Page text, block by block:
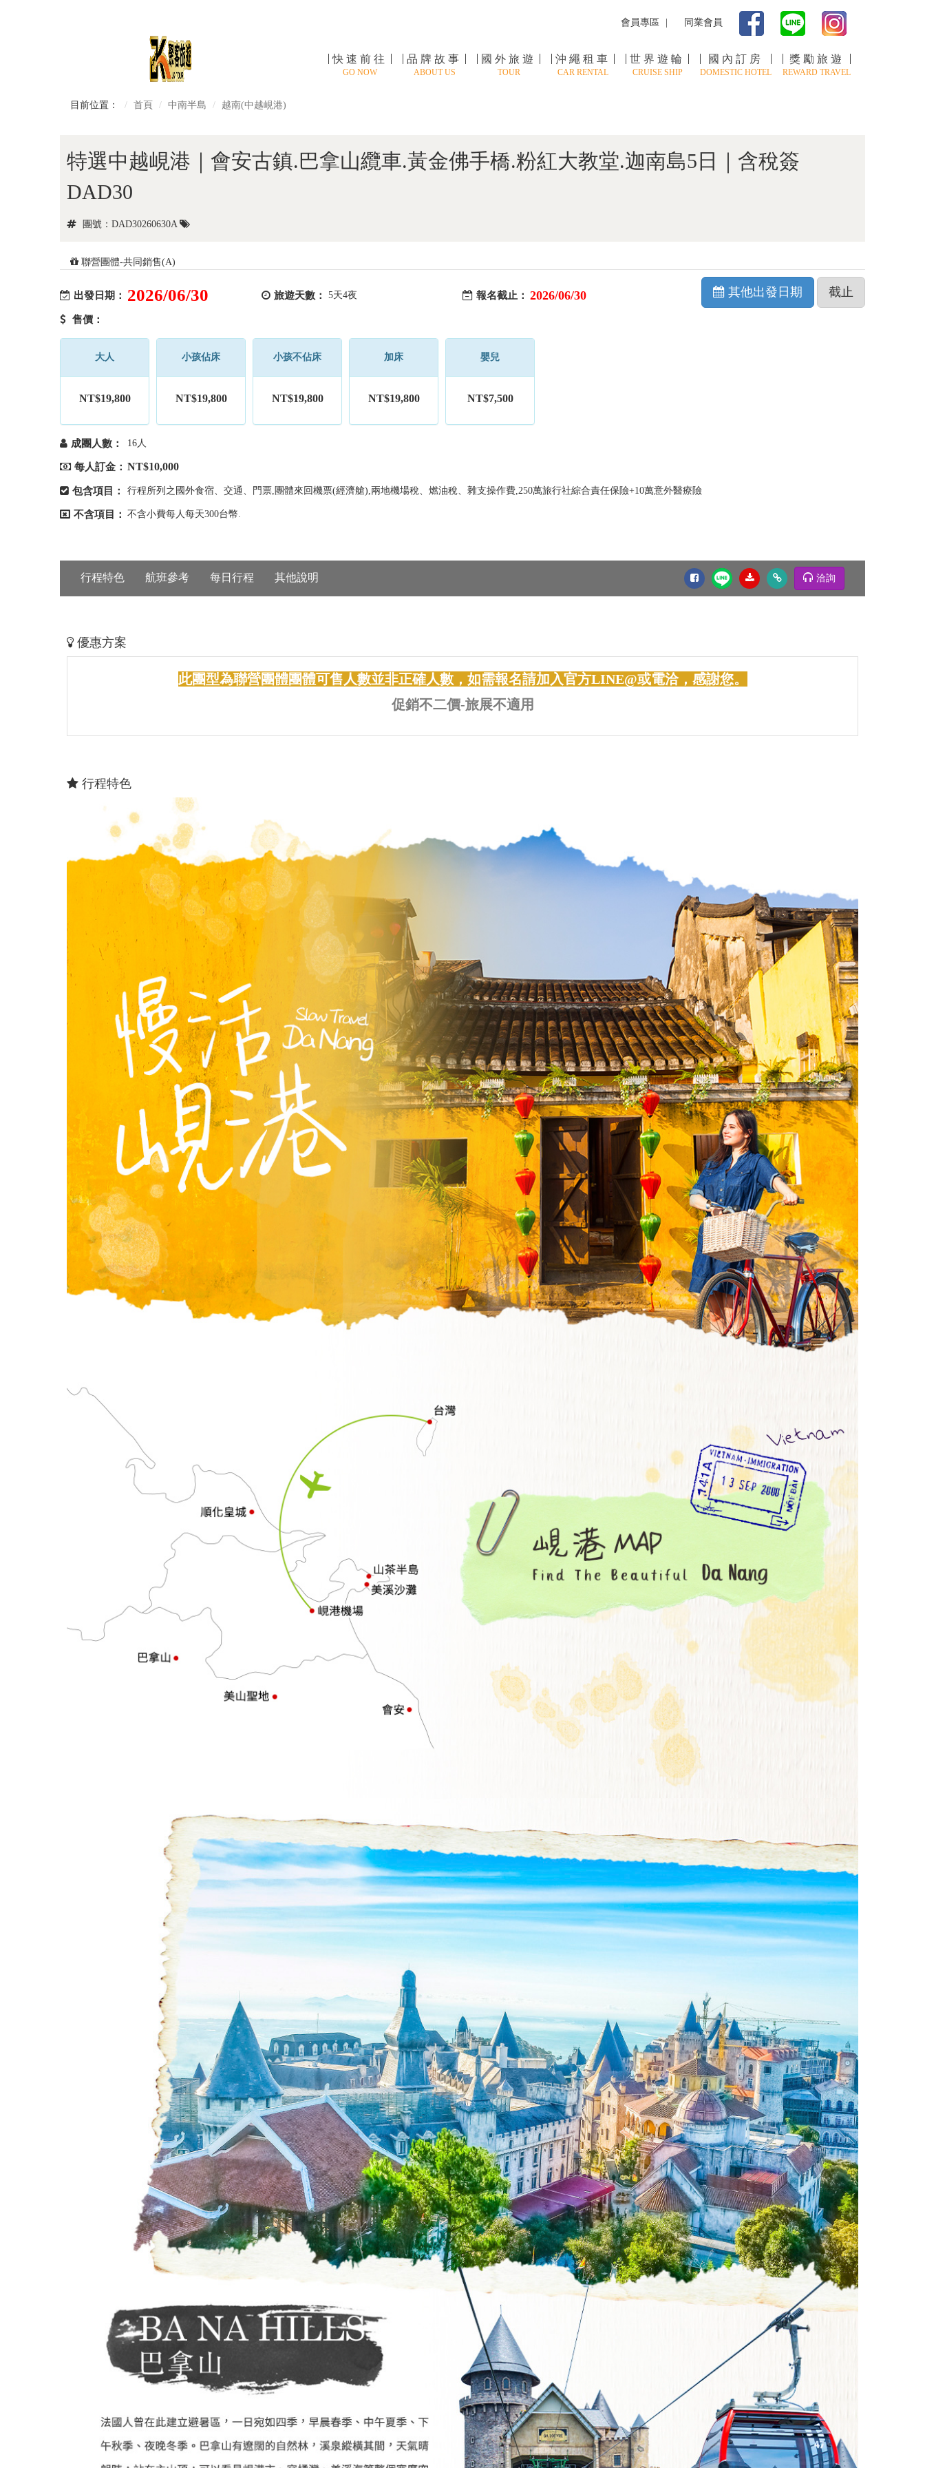
會員專區 同業會員
快速前往
GO NOW
品牌故事
ABOUT US
國外旅遊
TOUR
沖繩租車
CAR RENTAL
世界遊輪
CRUISE SHIP
國內訂房
DOMESTIC HOTEL
獎勵旅遊
REWARD TRAVEL
目前位置： 首頁 中南半島 越南(中越峴港)
特選中越峴港｜會安古鎮.巴拿山纜車.黃金佛手橋.粉紅大教堂.迦南島5日｜含稅簽
DAD30
團號：DAD30260630A
聯營團體-共同銷售(A)
出發日期： 2026/06/30 旅遊天數： 5天4夜 報名截止： 2026/06/30 其他出發日期 截止
售價：
大人
NT$19,800
小孩佔床
NT$19,800
小孩不佔床
NT$19,800
加床
NT$19,800
嬰兒
NT$7,500
成團人數： 16人
每人訂金： NT$10,000
包含項目： 行程所列之國外食宿、交通、門票,團體來回機票(經濟艙),兩地機場稅、燃油稅、雜支操作費,250萬旅行社綜合責任保險+10萬意外醫療險
不含項目： 不含小費每人每天300台幣.
行程特色 航班參考 每日行程 其他說明 洽詢
優惠方案
此團型為聯營團體團體可售人數並非正確人數，如需報名請加入官方LINE@或電洽，感謝您。
促銷不二價-旅展不適用
行程特色